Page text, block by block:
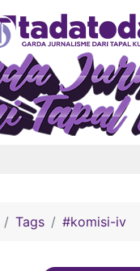
Tags #komisi-iv